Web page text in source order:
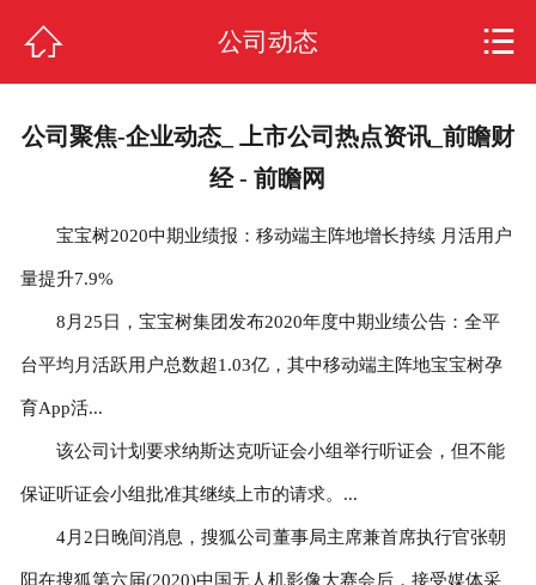
关于我们
公司动态
门店展示
加盟流程
加盟申请
 公司动态 
公司聚焦-企业动态_ 上市公司热点资讯_前瞻财
经 - 前瞻网
宝宝树2020中期业绩报：移动端主阵地增长持续 月活用户
量提升7.9%
8月25日，宝宝树集团发布2020年度中期业绩公告：全平
台平均月活跃用户总数超1.03亿，其中移动端主阵地宝宝树孕
育App活...
该公司计划要求纳斯达克听证会小组举行听证会，但不能
保证听证会小组批准其继续上市的请求。...
4月2日晚间消息，搜狐公司董事局主席兼首席执行官张朝
阳在搜狐第六届(2020)中国无人机影像大赛会后，接受媒体采